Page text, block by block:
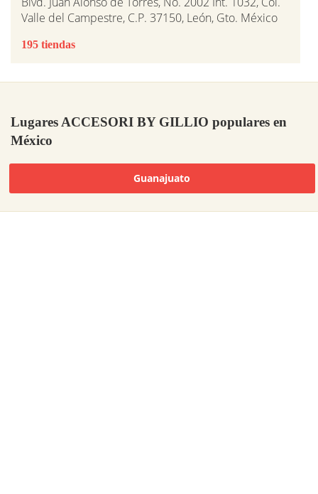
Valle del Campestre, C.P. 37150, León, Gto. México
195 tiendas
Lugares ACCESORI BY GILLIO populares en
México
Guanajuato